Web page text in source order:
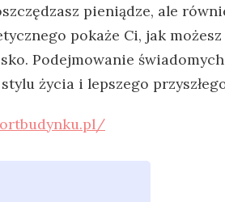
pieniądze, ale
pokaże Ci, jak
Podejmowanie
życia i lepszego